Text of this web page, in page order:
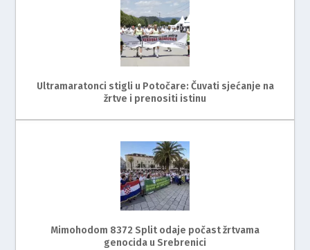
Ultramaratonci stigli u Potočare: Čuvati sjećanje na
žrtve i prenositi istinu
Mimohodom 8372 Split odaje počast žrtvama
genocida u Srebrenici